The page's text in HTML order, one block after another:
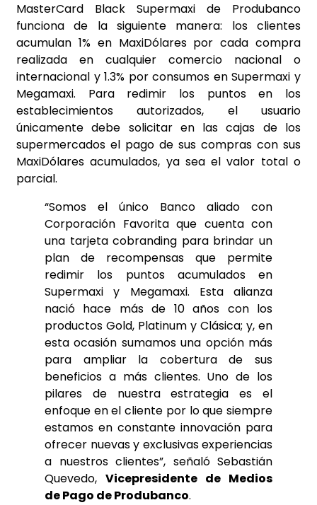
MasterCard Black Supermaxi de Produbanco
funciona de la siguiente manera: los clientes
acumulan 1% en MaxiDólares por cada compra
realizada en cualquier comercio nacional o
internacional y 1.3% por consumos en Supermaxi y
Megamaxi. Para redimir los puntos en los
establecimientos autorizados, el usuario
únicamente debe solicitar en las cajas de los
supermercados el pago de sus compras con sus
MaxiDólares acumulados, ya sea el valor total o
parcial.
“Somos el único Banco aliado con
Corporación Favorita que cuenta con
una tarjeta cobranding para brindar un
plan de recompensas que permite
redimir los puntos acumulados en
Supermaxi y Megamaxi. Esta alianza
nació hace más de 10 años con los
productos Gold, Platinum y Clásica; y, en
esta ocasión sumamos una opción más
para ampliar la cobertura de sus
beneficios a más clientes. Uno de los
pilares de nuestra estrategia es el
enfoque en el cliente por lo que siempre
estamos en constante innovación para
ofrecer nuevas y exclusivas experiencias
a nuestros clientes”, señaló Sebastián
Quevedo, Vicepresidente de Medios
de Pago de Produbanco.